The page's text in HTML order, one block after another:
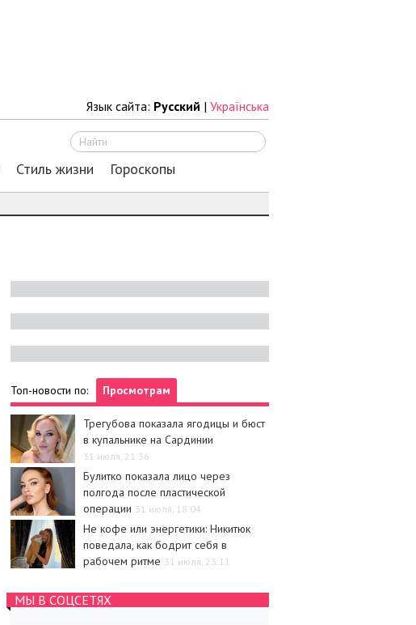
Язык сайта: Русский | Українська
Стиль жизни Гороскопы
Топ-новости по: Просмотрам
Трегубова показала ягодицы и бюст
в купальнике на Сардинии
31 июля, 21:36
Булитко показала лицо через
полгода после пластической
операции 31 июля, 18:04
Не кофе или энергетики: Никитюк
поведала, как бодрит себя в
рабочем ритме 31 июля, 23:11
МЫ В СОЦСЕТЯХ